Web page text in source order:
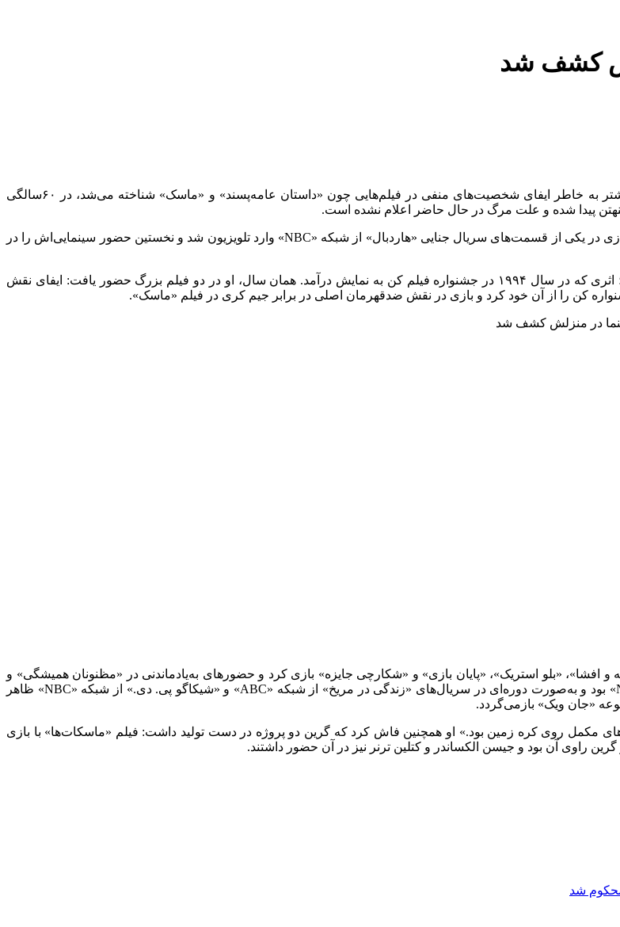
کشف شد
به گزارش اقتصاد آنلاین به نقل از همشهری، پیتر گرین، بازیگر نقش‌های مکمل که بیشتر به خاطر ایفای شخصیت‌های منفی در فیلم‌هایی چون «داستان عامه‌پسند» و «ماسک» شناخته می‌شد، در ۶۰سالگی
منهتن پیدا شده و علت مرگ در حال حاضر اعلام نشده است.
پیتر گرین ۸ اکتبر ۱۹۶۵ در ایالت نیوجرسی متولد شد. او نخستین بار در سال ۱۹۹۰ با بازی در یکی از قسمت‌های سریال جنایی «هاردبال» از شبکه «NBC» وارد تلویزیون شد و نخستین حضور سینمایی‌اش را در
به گزارش ددلاین، گرین در سال ۱۹۹۳ نقش اصلی فیلم «تمیز، تراشیده» را بازی کرد؛ اثری که در سال ۱۹۹۴ در جشنواره فیلم کن به نمایش درآمد. همان سال، او در دو فیلم بزرگ حضور یافت: ایفای نقش
کن را از آن خود کرد و بازی در نقش ضدقهرمان اصلی در برابر جیم کری در فیلم «ماسک».
افشا»، «بلو استریک»، «پایان بازی» و «شکارچی جایزه» بازی کرد و حضورهای به‌یادماندنی در «مظنونان همیشگی» و
«روز تمرین» داشت. در تلویزیون، او از بازیگران ثابت سریال «بلک دانلیز» شبکه «NBC» بود و به‌صورت دوره‌ای در سریال‌های «زندگی در مریخ» از شبکه «ABC» و «شیکاگو پی. دی.» از شبکه «NBC» ظاهر
«جان ویک» بازمی‌گردد.
مکمل روی کره زمین بود.» او همچنین فاش کرد که گرین دو پروژه در دست تولید داشت: فیلم «ماسکات‌ها» با بازی
راوی آن بود و جیسن الکساندر و کتلین ترنر نیز در آن حضور داشتند.
شد